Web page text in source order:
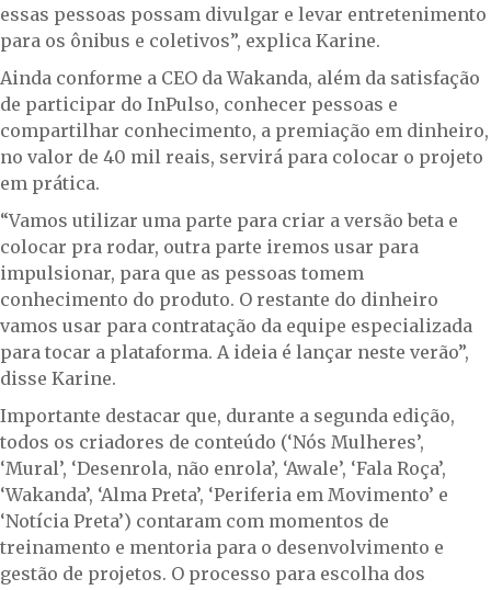
essas pessoas possam divulgar e levar entretenimento
para os ônibus e coletivos”, explica Karine.
Ainda conforme a CEO da Wakanda, além da satisfação
de participar do InPulso, conhecer pessoas e
compartilhar conhecimento, a premiação em dinheiro,
no valor de 40 mil reais, servirá para colocar o projeto
em prática.
“Vamos utilizar uma parte para criar a versão beta e
colocar pra rodar, outra parte iremos usar para
impulsionar, para que as pessoas tomem
conhecimento do produto. O restante do dinheiro
vamos usar para contratação da equipe especializada
para tocar a plataforma. A ideia é lançar neste verão”,
disse Karine.
Importante destacar que, durante a segunda edição,
todos os criadores de conteúdo (‘Nós Mulheres’,
‘Mural’, ‘Desenrola, não enrola’, ‘Awale’, ‘Fala Roça’,
‘Wakanda’, ‘Alma Preta’, ‘Periferia em Movimento’ e
‘Notícia Preta’) contaram com momentos de
treinamento e mentoria para o desenvolvimento e
gestão de projetos. O processo para escolha dos